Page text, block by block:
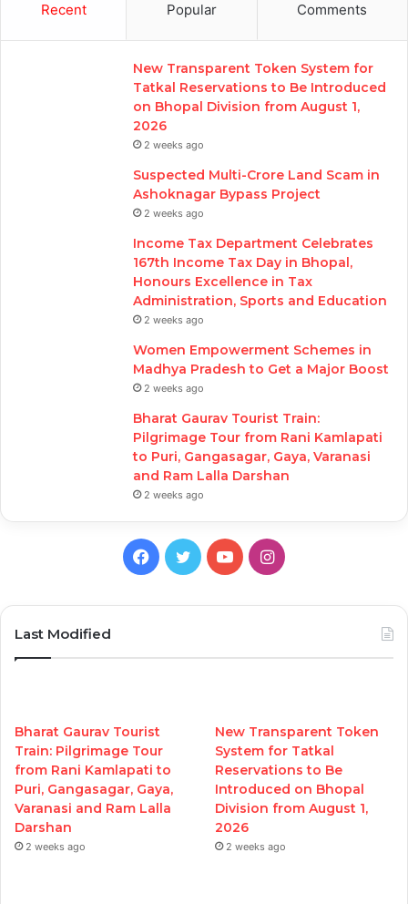
Recent Popular Comments
New Transparent Token System for
Tatkal Reservations to Be Introduced
on Bhopal Division from August 1,
2026
2 weeks ago
Suspected Multi-Crore Land Scam in
Ashoknagar Bypass Project
2 weeks ago
Income Tax Department Celebrates
167th Income Tax Day in Bhopal,
Honours Excellence in Tax
Administration, Sports and Education
2 weeks ago
Women Empowerment Schemes in
Madhya Pradesh to Get a Major Boost
2 weeks ago
Bharat Gaurav Tourist Train:
Pilgrimage Tour from Rani Kamlapati
to Puri, Gangasagar, Gaya, Varanasi
and Ram Lalla Darshan
2 weeks ago
Facebook
TwitterYouTubeInstagram
Last Modified
Bharat Gaurav Tourist
Train: Pilgrimage Tour
from Rani Kamlapati to
Puri, Gangasagar, Gaya,
Varanasi and Ram Lalla
Darshan
2 weeks ago
New Transparent Token
System for Tatkal
Reservations to Be
Introduced on Bhopal
Division from August 1,
2026
2 weeks ago